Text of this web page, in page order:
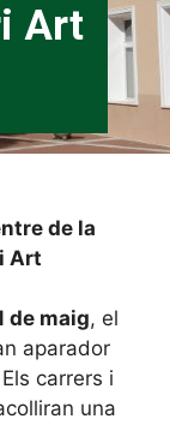
Art
de la
Art
de maig, el
aparador
carrers i
una